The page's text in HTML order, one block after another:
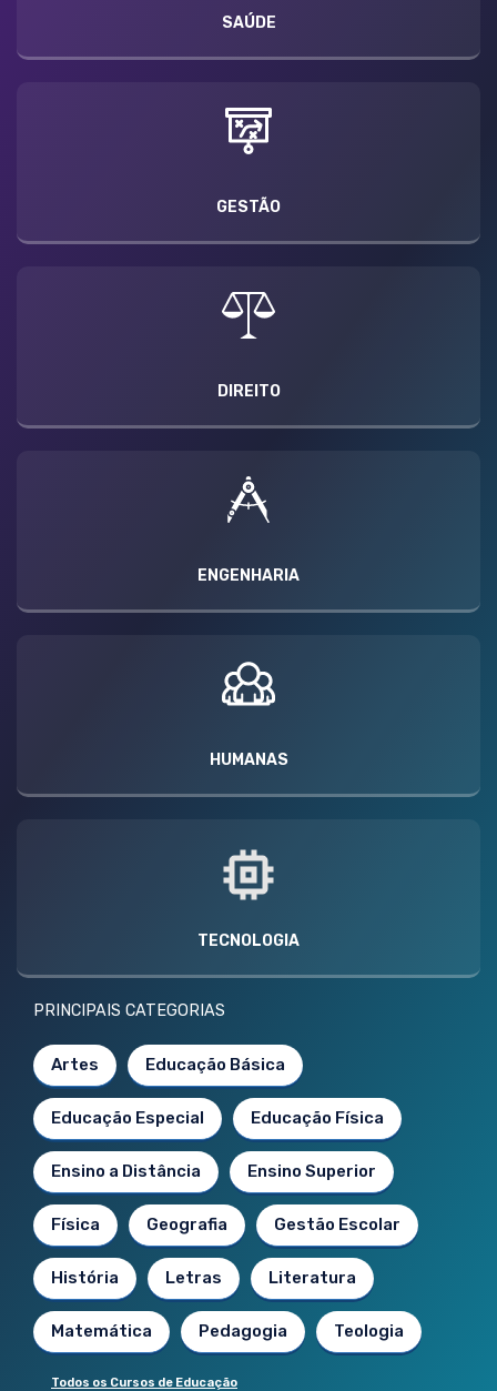
SAÚDE
GESTÃO
DIREITO
ENGENHARIA
HUMANAS
TECNOLOGIA
PRINCIPAIS CATEGORIAS
Artes Educação Básica
Educação Especial Educação Física
Ensino a Distância Ensino Superior
Física Geografia Gestão Escolar
História Letras Literatura
Matemática Pedagogia Teologia
Todos os Cursos de Educação